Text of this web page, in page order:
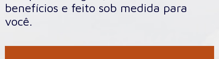
benefícios e feito sob medida para
você.